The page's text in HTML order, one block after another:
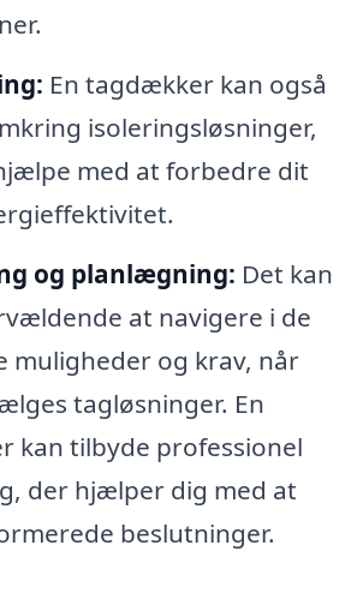
En tagdækker kan også
isoleringsløsninger,
med at forbedre dit
og planlægning: Det kan
at navigere i de
muligheder og krav, når
tagløsninger. En
kan tilbyde professionel
der hjælper dig med at
beslutninger.